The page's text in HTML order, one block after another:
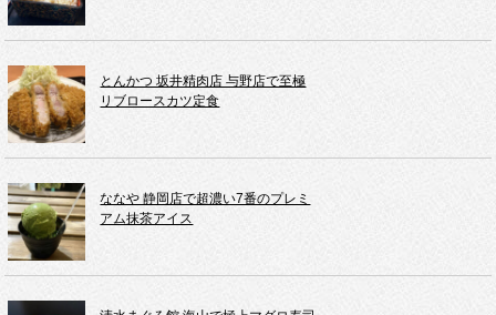
とんかつ 坂井精肉店 与野店で至極
リブロースカツ定食
ななや 静岡店で超濃い7番のプレミ
アム抹茶アイス